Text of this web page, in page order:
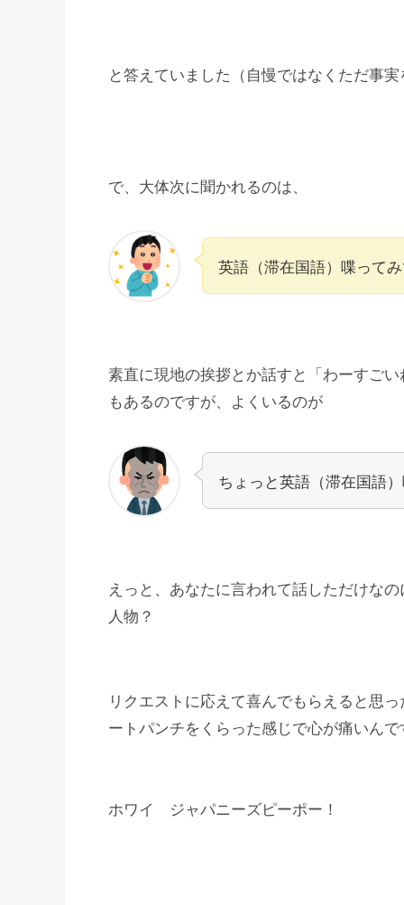
と答えていました（自慢ではなくただ事
で、大体次に聞かれるのは、
英語（滞在国語）喋って
素直に現地の挨拶とか話すと「わーすご
もあるのですが、よくいるのが
ちょっと英語（滞在国語
えっと、あなたに言われて話しただけな
人物？
リクエストに応えて喜んでもらえると思
ートパンチをくらった感じで心が痛いんで
ホワイ ジャパニーズピーポー！